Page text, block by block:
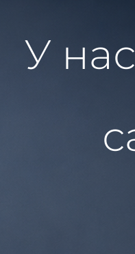
У